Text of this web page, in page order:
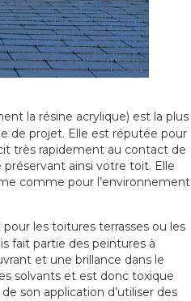
la résine acrylique) est la plus
de projet. Elle est réputée pour
très rapidement au contact de
ainsi votre toit. Elle
comme pour l’environnement
les toitures terrasses ou les
fait partie des peintures à
et une brillance dans le
solvants et est donc toxique
son application d’utiliser des